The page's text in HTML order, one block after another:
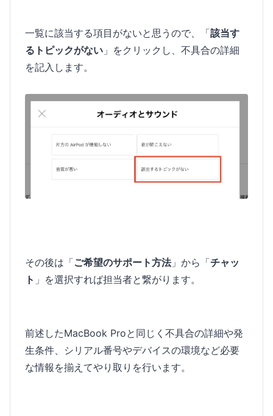
一覧に該当する項目がないと思うので、「該当す
るトピックがない 」をクリックし、不具合の詳細
を記入します。
その後は「ご希望のサポート方法」から「チャッ
ト 」を選択すれば担当者と繋がります。
前述したMacBook Proと同じく不具合の詳細や発
生条件、シリアル番号やデバイスの環境など必要
な情報を揃えてやり取りを行います。